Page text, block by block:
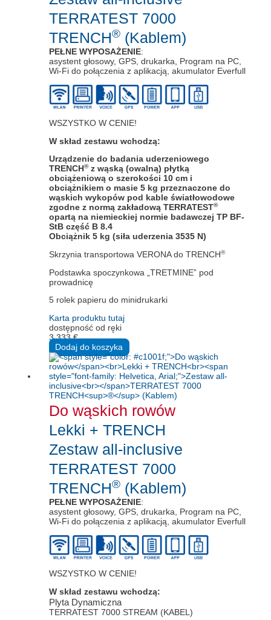
TERRATEST 7000
TRENCH® (Kablem)
PEŁNE WYPOSAŻENIE:
asystent głosowy, GPS, drukarka, Program na PC,
Wi-Fi do połączenia z aplikacją, akumulator Everfull
WSZYSTKO W CENIE!
W skład zestawu wchodzą:
Urządzenie do badania uderzeniowego
TRENCH®z wąską (owalną) płytką
obciążeniową o szerokości 10 cm i
obciążnikiem o masie 5 kg przeznaczone do
wąskich wykopów pod kable światłowodowe
zgodne z normą zakładową TERRATEST®
opartą na niemieckiej normie badawczej TP BF-
StB część B 8.4
Obciążnik 5 kg (siła uderzenia 3535 N)
Skrzynia transportowa VERONA do TRENCH®
Podstawka spoczynkowa „TRETMINE” pod
prowadnicę
5 rolek papieru do minidrukarki
Karta produktu tutaj
dostępność od ręki
3.333€
Dodaj do koszyka
Do wąskich rowów
Lekki + TRENCH
Zestaw all-inclusive
TERRATEST 7000
TRENCH® (Kablem)
PEŁNE WYPOSAŻENIE:
asystent głosowy, GPS, drukarka, Program na PC,
Wi-Fi do połączenia z aplikacją, akumulator Everfull
WSZYSTKO W CENIE!
W skład zestawu wchodzą:
Plyta Dynamiczna
TERRATEST 7000 STREAM (KABEL)